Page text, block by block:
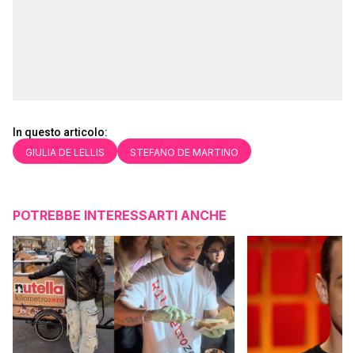
In questo articolo:
GIULIA DE LELLIS STEFANO DE MARTINO
POTREBBE INTERESSARTI ANCHE